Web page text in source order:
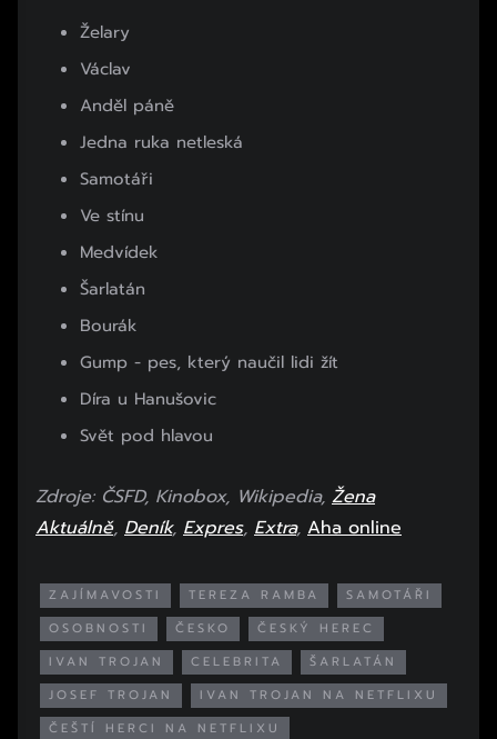
Želary
Václav
Anděl páně
Jedna ruka netleská
Samotáři
Ve stínu
Medvídek
Šarlatán
Bourák
Gump - pes, který naučil lidi žít
Díra u Hanušovic
Svět pod hlavou
Zdroje: ČSFD, Kinobox, Wikipedia, Žena
Aktuálně, Deník, Expres, Extra, Aha online
ZAJÍMAVOSTI TEREZA RAMBA
SAMOTÁŘI
OSOBNOSTI
ČESKO
ČESKÝ HEREC
IVAN TROJAN
CELEBRITA
ŠARLATÁN
JOSEF TROJAN
IVAN TROJAN NA NETFLIXU
ČEŠTÍ HERCI NA NETFLIXU